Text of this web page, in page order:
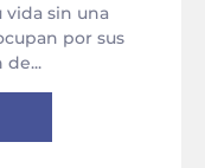
sin una
por sus